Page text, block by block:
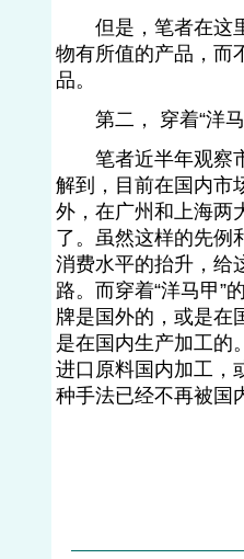
但是，笔者在这里
物有所值的产品，而
品。
第二， 穿着“洋马
笔者近半年观察市
解到，目前在国内市
外，在广州和上海两
了。虽然这样的先例
消费水平的抬升，给
路。而穿着“洋马甲”
牌是国外的，或是在
是在国内生产加工的
进口原料国内加工，
种手法已经不再被国